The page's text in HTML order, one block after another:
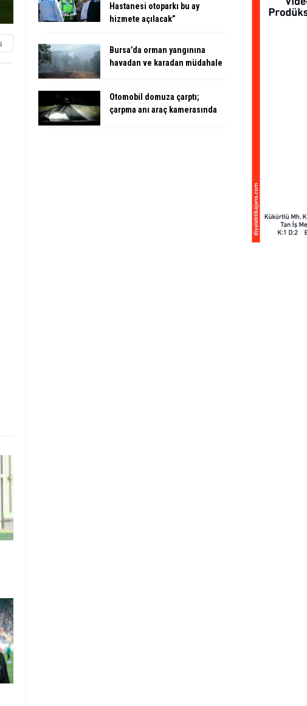
Hastanesi otoparkı bu ay
hizmete açılacak”
Bursa’da orman yangınına
havadan ve karadan müdahale
Otomobil domuza çarptı;
çarpma anı araç kamerasında